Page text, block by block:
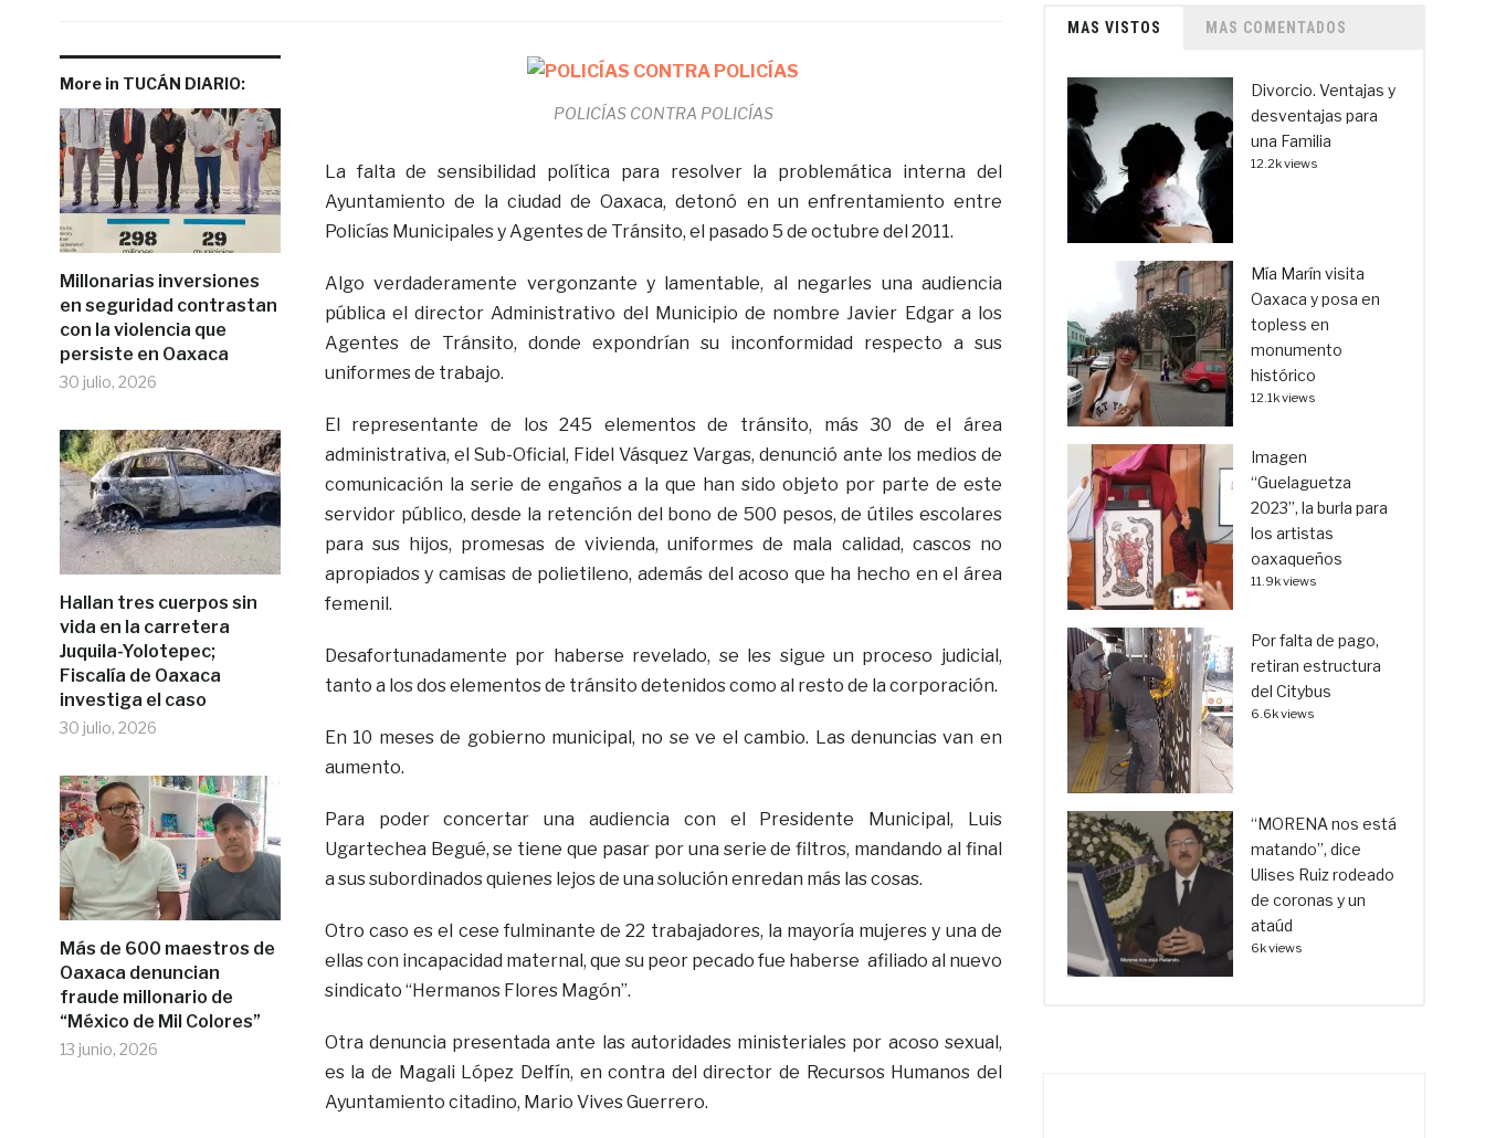
More in TUCÁN DIARIO:
Millonarias inversiones
en seguridad contrastan
con la violencia que
persiste en Oaxaca
30 julio, 2026
Hallan tres cuerpos sin
vida en la carretera
Juquila-Yolotepec;
Fiscalía de Oaxaca
investiga el caso
30 julio, 2026
Más de 600 maestros de
Oaxaca denuncian
fraude millonario de
“México de Mil Colores”
13 junio, 2026
POLICÍAS CONTRA POLICÍAS
La falta de sensibilidad política para resolver la problemática interna del
Ayuntamiento de la ciudad de Oaxaca, detonó en un enfrentamiento entre
Policías Municipales y Agentes de Tránsito, el pasado 5 de octubre del 2011.
Algo verdaderamente vergonzante y lamentable, al negarles una audiencia
pública el director Administrativo del Municipio de nombre Javier Edgar a los
Agentes de Tránsito, donde expondrían su inconformidad respecto a sus
uniformes de trabajo.
El representante de los 245 elementos de tránsito, más 30 de el área
administrativa, el Sub-Oficial, Fidel Vásquez Vargas, denunció ante los medios de
comunicación la serie de engaños a la que han sido objeto por parte de este
servidor público, desde la retención del bono de 500 pesos, de útiles escolares
para sus hijos, promesas de vivienda, uniformes de mala calidad, cascos no
apropiados y camisas de polietileno, además del acoso que ha hecho en el área
femenil.
Desafortunadamente por haberse revelado, se les sigue un proceso judicial,
tanto a los dos elementos de tránsito detenidos como al resto de la corporación.
En 10 meses de gobierno municipal, no se ve el cambio. Las denuncias van en
aumento.
Para poder concertar una audiencia con el Presidente Municipal, Luis
Ugartechea Begué, se tiene que pasar por una serie de filtros, mandando al final
a sus subordinados quienes lejos de una solución enredan más las cosas.
Otro caso es el cese fulminante de 22 trabajadores, la mayoría mujeres y una de
ellas con incapacidad maternal, que su peor pecado fue haberse afiliado al nuevo
sindicato “Hermanos Flores Magón”.
Otra denuncia presentada ante las autoridades ministeriales por acoso sexual,
es la de Magali López Delfín, en contra del director de Recursos Humanos del
Ayuntamiento citadino, Mario Vives Guerrero.
MAS VISTOS MAS COMENTADOS
Divorcio. Ventajas y
desventajas para
una Familia
12.2k views
Mía Marín visita
Oaxaca y posa en
topless en
monumento
histórico
12.1k views
Imagen
“Guelaguetza
2023”, la burla para
los artistas
oaxaqueños
11.9k views
Por falta de pago,
retiran estructura
del Citybus
6.6k views
“MORENA nos está
matando”, dice
Ulises Ruiz rodeado
de coronas y un
ataúd
6k views